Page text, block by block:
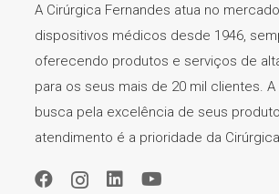
A Cirúrgica Fernandes atua no
dispositivos médicos desde 1946,
oferecendo produtos e serviços de
para os seus mais de 20 mil clientes.
busca pela excelência de seus
atendimento é a prioridade da